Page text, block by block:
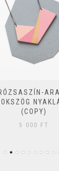
(COPY)
5 000 FT